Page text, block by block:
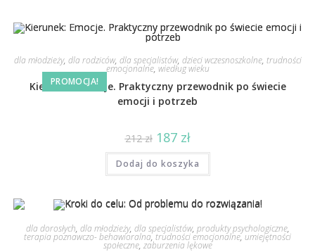
PROMOCJA!
dla młodzieży, dla rodziców, dla specjalistów, dzieci wczesnoszkolne, trudności
emocjonalne, wiedług wieku
Kierunek: Emocje. Praktyczny przewodnik po świecie
emocji i potrzeb
212zł 187 zł
Dodaj do koszyka
dla dorosłych, dla młodzieży, dla specjalistów, produkty psychologiczne,
terapia poznawczo- behawioralna, trudności emocjonalne,umiejętności
społeczne, zaburzenia lękowe